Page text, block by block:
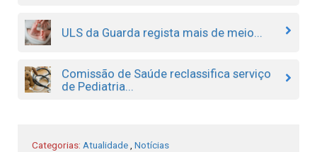
ULS da Guarda regista mais de meio...
Comissão de Saúde reclassifica serviço
de Pediatria...
Categorias: Atualidade, Notícias